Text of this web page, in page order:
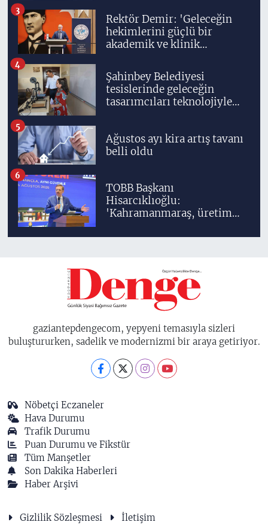
Rektör Demir: 'Geleceğin
hekimlerini güçlü bir
akademik ve klinik
3
Şahinbey Belediyesi
tesislerinde geleceğin
tasarımcıları teknolojiyle
4
Ağustos ayı kira artış tavanı
belli oldu
5
TOBB Başkanı
Hisarcıklıoğlu:
'Kahramanmaraş, üretim
ekonomisinin lokomotif
6
gaziantepdengecom, yepyeni temasıyla sizleri
buluştururken, sadelik ve modernizmi bir araya getiriyor.
Nöbetçi Eczaneler
Hava Durumu
Trafik Durumu
Puan Durumu ve Fikstür
Tüm Manşetler
Son Dakika Haberleri
Haber Arşivi
Gizlilik Sözleşmesi İletişim